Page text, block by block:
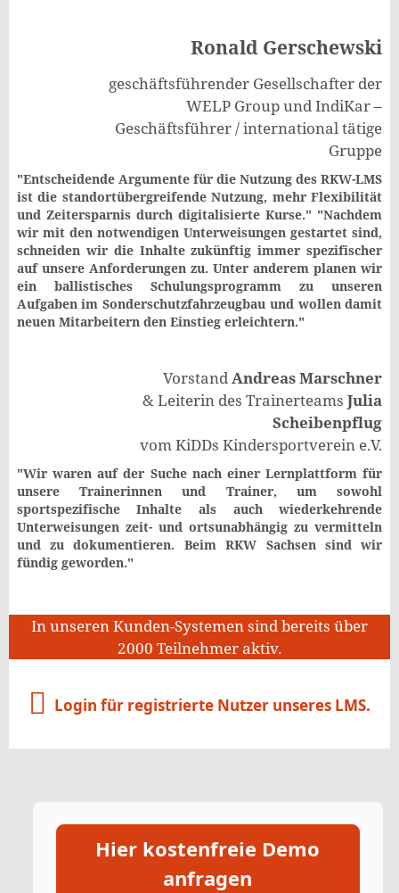
Ronald Gerschewski
geschäftsführender Gesellschafter der
WELP Group und IndiKar –
Geschäftsführer / international tätige
Gruppe
"Entscheidende Argumente für die Nutzung des RKW-LMS
ist die standortübergreifende Nutzung, mehr Flexibilität
und Zeitersparnis durch digitalisierte Kurse." "Nachdem
wir mit den notwendigen Unterweisungen gestartet sind,
schneiden wir die Inhalte zukünftig immer spezifischer
auf unsere Anforderungen zu. Unter anderem planen wir
ein ballistisches Schulungsprogramm zu unseren
Aufgaben im Sonderschutzfahrzeugbau und wollen damit
neuen Mitarbeitern den Einstieg erleichtern."
VorstandAndreas Marschner
& Leiterin des TrainerteamsJulia
Scheibenpflug
vom KiDDs Kindersportverein e.V.
"Wir waren auf der Suche nach einer Lernplattform für
unsere Trainerinnen und Trainer, um sowohl
sportspezifische Inhalte als auch wiederkehrende
Unterweisungen zeit- und ortsunabhängig zu vermitteln
und zu dokumentieren. Beim RKW Sachsen sind wir
fündig geworden."
In unseren Kunden-Systemen sind bereits über
2000 Teilnehmer aktiv.
Login für registrierte Nutzer unseres LMS.
Hier kostenfreie Demo
anfragen